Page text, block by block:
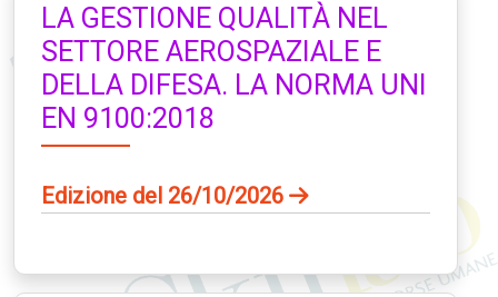
LA GESTIONE QUALITÀ NEL
SETTORE AEROSPAZIALE E
DELLA DIFESA. LA NORMA UNI
EN 9100:2018
Edizione del 26/10/2026